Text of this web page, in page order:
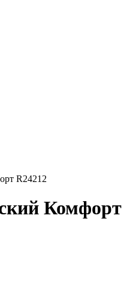
R24212
Комфорт